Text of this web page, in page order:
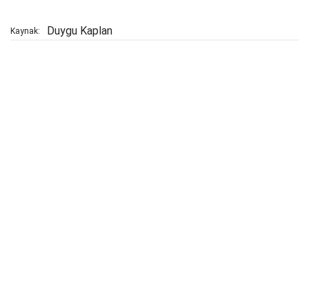
Kaynak: Duygu Kaplan